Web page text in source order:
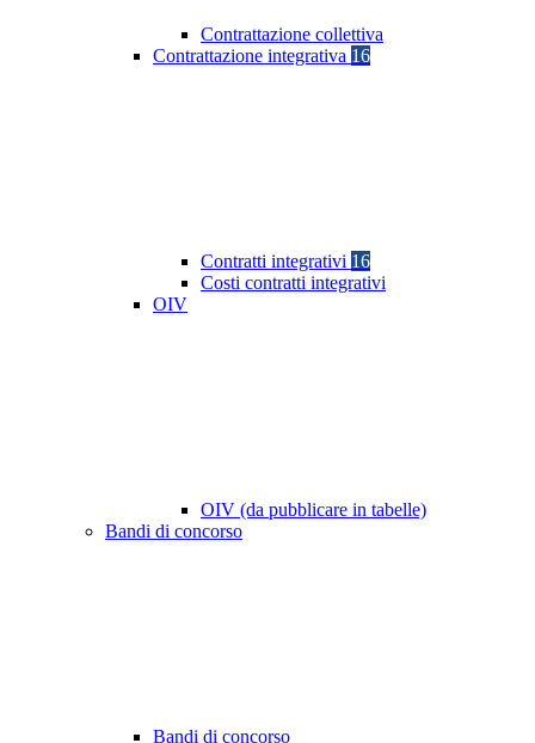
Contrattazione collettiva
Contrattazione integrativa 16
Contratti integrativi 16
Costi contratti integrativi
OIV
OIV (da pubblicare in tabelle)
Bandi di concorso
Bandi di concorso